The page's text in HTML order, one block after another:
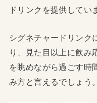
ドリンクを提供してい
シグネチャードリンク
り、見た目以上に飲み
を眺めながら過ごす時
み方と言えるでしょう。